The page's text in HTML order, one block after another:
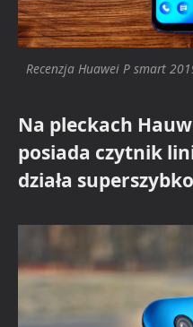
Recenzja Huawei P smart
Na pleckach
posiada czytnik
działa